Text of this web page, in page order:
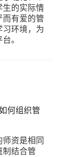
生的实际情
而有爱的管
环境，为
。
何组织管
资是相同
制结合管